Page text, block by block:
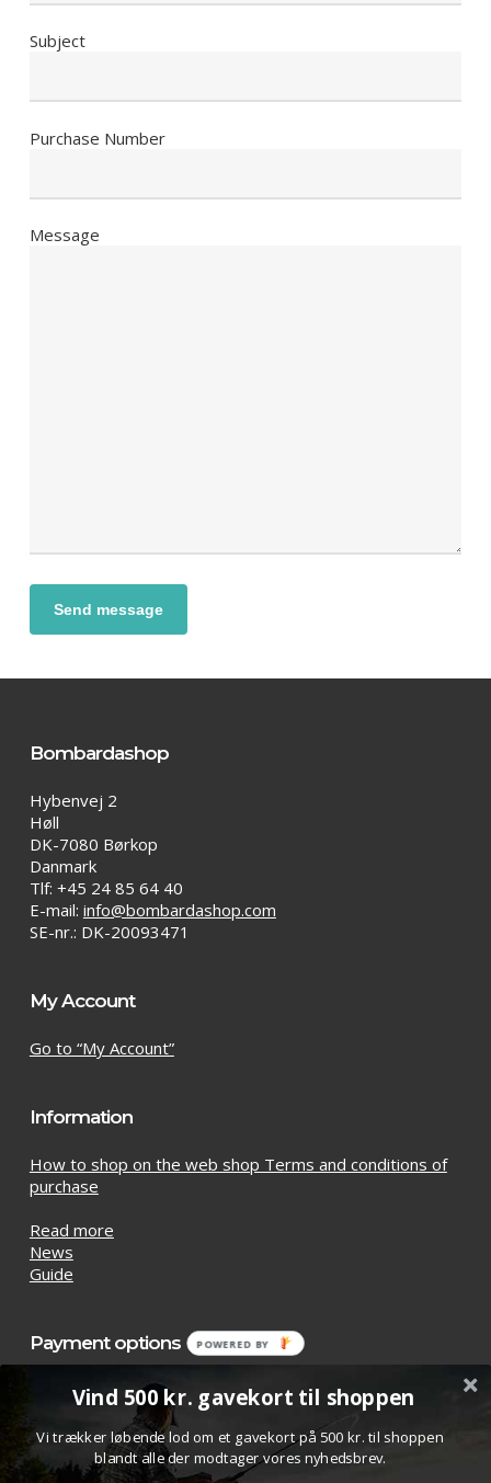
Subject
Purchase Number
Message
Bombardashop
Hybenvej 2
Høll
DK-7080 Børkop
Danmark
Tlf: +45 24 85 64 40
E-mail: info@bombardashop.com
SE-nr.: DK-20093471
My Account
Go to “My Account”
Information
How to shop on the web shop Terms and conditions of
purchase
Read more
News
Guide
Payment options
Vind 500 kr. gavekort til shoppen
Vi trækker løbende lod om et gavekort på 500 kr. til shoppen
blandt alle der modtager vores nyhedsbrev.
POWERED BY